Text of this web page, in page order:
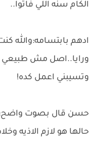
الكام سنه اللي فاتوا..
ادهم بابتسامه:والله
ورايا..اصل مش طبيعي
وتسيبني اعمل كده!
حسن قال بصوت
حالها هو لازم الاذيه